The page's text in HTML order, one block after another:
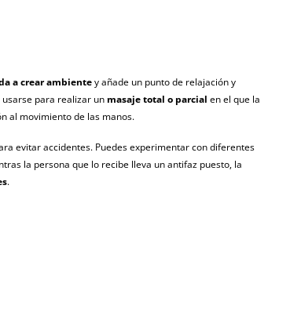
(fecha estimada)
a crear ambientey añade un punto de relajación y
para realizar un masaje total o parcial en el que la
al movimiento de las manos.
evitar accidentes. Puedes experimentar con diferentes
la persona que lo recibe lleva un antifaz puesto, la
.